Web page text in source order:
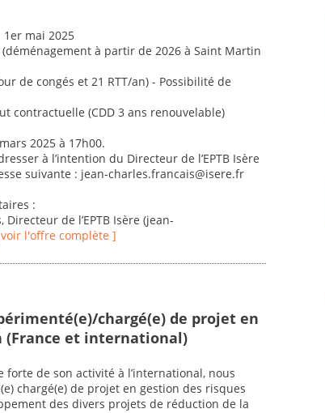
mai 2025
à partir de 2026 à Saint Martin
de congés et 21 RTT/an) - Possibilité de
contractuelle (CDD 3 ans renouvelable)
2025 à 17h00.
à l’intention du Directeur de l’EPTB Isère
suivante : jean-charles.francais@isere.fr
:
de l’EPTB Isère (jean-
l'offre complète ]
chargé(e) de projet en
(France et international)
forte de son activité à l’international, nous
chargé(e) de projet en gestion des risques
des divers projets de réduction de la